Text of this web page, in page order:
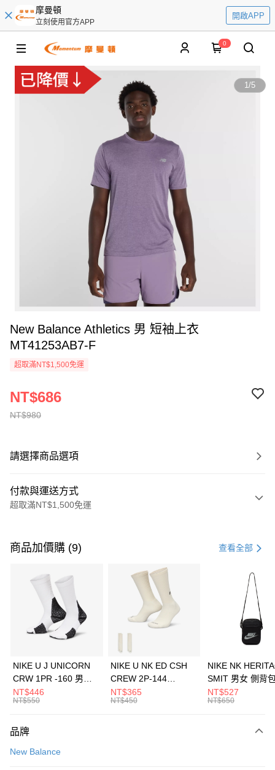
摩曼頓
立刻使用官方APP
開啟APP
0
1/5
New Balance Athletics 男 短袖上衣
MT41253AB7-F
超取滿NT$1,500免運
NT$980
NT$686
請選擇商品選項
付款與運送方式
超取滿NT$1,500免運
信用卡一次付款
3 期 0 利率 每期 21家銀行
合作金庫商業銀行
第一商業銀行
華南商業銀行
彰化商業銀行
上海商業儲蓄銀行
元大商業銀行
台灣樂天信用卡公司
Apple Pay
全盈+PAY
AFTEE先享後付
【關於「AFTEE先享後付」】
便利好安心！
運送方式
商品加價購 (9) 查看全部
NIKE U J UNICORN
CRW 1PR -160 男女
中統襪 FZ3393100
NT$446
NT$550
NIKE U NK ED CSH
CREW 2P-144
EMBRDY 男女 短統襪
FZ3073133
NT$365
NT$450
NIKE NK
SMIT 男女 側背
BA5871010
NT$527
NT$650
品牌
New Balance